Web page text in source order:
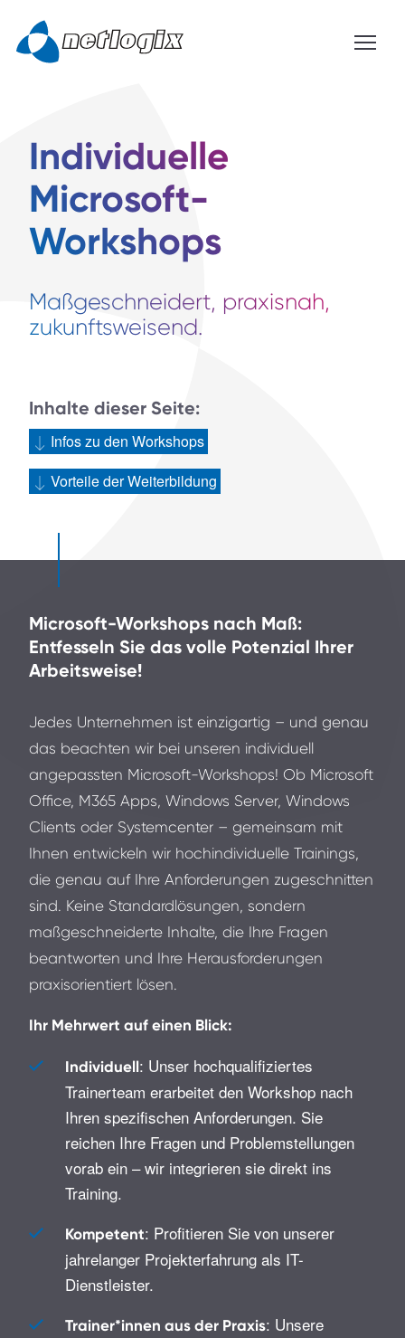
Individuelle
Microsoft-
Workshops
Maßgeschneidert, praxisnah,
zukunftsweisend.
Inhalte dieser Seite:
Infos zu den Workshops
Vorteile der Weiterbildung
Microsoft-Workshops nach Maß:
Entfesseln Sie das volle Potenzial Ihrer
Arbeitsweise!
Jedes Unternehmen ist einzigartig – und genau
das beachten wir bei unseren individuell
angepassten Microsoft-Workshops! Ob Microsoft
Office, M365 Apps, Windows Server, Windows
Clients oder Systemcenter – gemeinsam mit
Ihnen entwickeln wir hochindividuelle Trainings,
die genau auf Ihre Anforderungen zugeschnitten
sind. Keine Standardlösungen, sondern
maßgeschneiderte Inhalte, die Ihre Fragen
beantworten und Ihre Herausforderungen
praxisorientiert lösen.
Ihr Mehrwert auf einen Blick:
Individuell: Unser hochqualifiziertes
Trainerteam erarbeitet den Workshop nach
Ihren spezifischen Anforderungen. Sie
reichen Ihre Fragen und Problemstellungen
vorab ein – wir integrieren sie direkt ins
Training.
Kompetent: Profitieren Sie von unserer
jahrelanger Projekterfahrung als IT-
Dienstleister.
Trainer*innen aus der Praxis: Unsere